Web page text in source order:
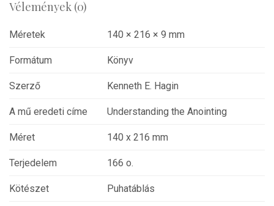
Vélemények (0)
Méretek 140 × 216 × 9 mm
Formátum Könyv
Szerző Kenneth E. Hagin
A mű eredeti címe Understanding the Anointing
Méret 140 x 216 mm
Terjedelem 166 o.
Kötészet Puhatáblás